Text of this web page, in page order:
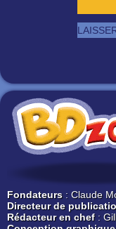
Fondateurs : Claude
Directeur de
Rédacteur en chef: